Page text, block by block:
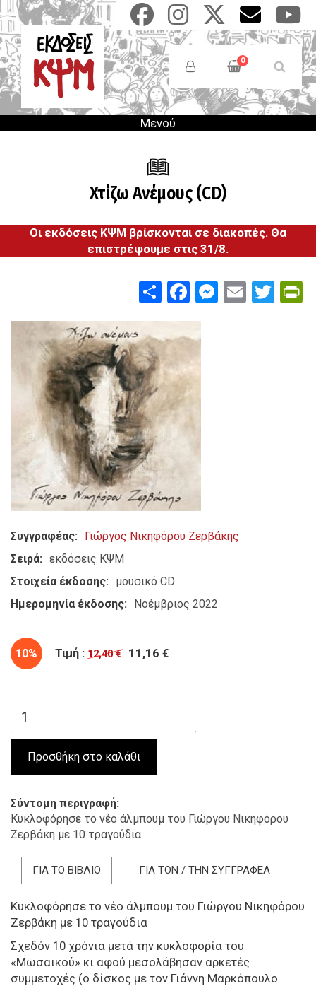
Παράκαμψη
προς
το
κυρίως
περιεχόμενο
Users
Menu
0
Μενού
Χτίζω Ανέμους (CD)
Οι εκδόσεις ΚΨΜ βρίσκονται σε διακοπές. Θα
επιστρέψουμε στις 31/8.
ShareFacebook
Email
Συγγραφέας
Γιώργος Νικηφόρου Ζερβάκης
Σειρά
εκδόσεις ΚΨΜ
Στοιχεία έκδοσης
μουσικό CD
Ημερομηνία έκδοσης
Νοέμβριος 2022
10% Τιμή : 12,40 € 11,16 €
Σύντομη περιγραφή
Κυκλοφόρησε το νέο άλμπουμ του Γιώργου Νικηφόρου
Ζερβάκη με 10 τραγούδια
ΓΙΑ ΤΟ ΒΙΒΛΙΟ ΓΙΑ ΤΟΝ / ΤΗΝ ΣΥΓΓΡΑΦΕΑ
Κυκλοφόρησε το νέο άλμπουμ του Γιώργου Νικηφόρου
Ζερβάκη με 10 τραγούδια
Σχεδόν 10 χρόνια μετά την κυκλοφορία του
«Μωσαϊκού» κι αφού μεσολάβησαν αρκετές
συμμετοχές (ο δίσκος με τον Γιάννη Μαρκόπουλο